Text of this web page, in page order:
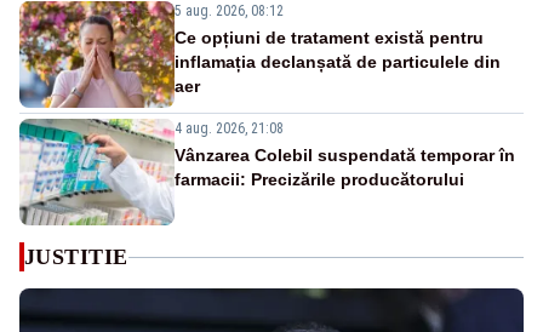
5 aug. 2026, 08:12
Ce opțiuni de tratament există pentru
inflamația declanșată de particulele din
aer
4 aug. 2026, 21:08
Vânzarea Colebil suspendată temporar în
farmacii: Precizările producătorului
JUSTITIE